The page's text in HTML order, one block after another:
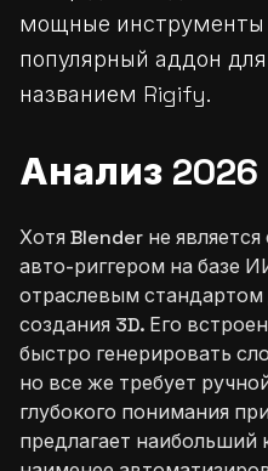
мощные инструменты
популярный аддон
названием Rigify.
Анализ 2026
Хотя Blender не
авто-риггером на базе
отраслевым стандартом
создания 3D. Его
быстро генерировать
но все же требует
глубокого понимания
предлагает наибольший